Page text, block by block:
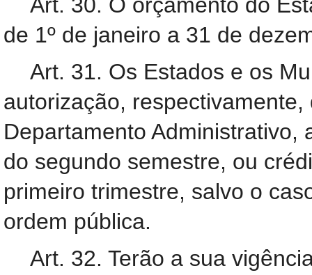
de 1º de janeiro a 31 de
Art. 31. Os Estados e os
autorização,
Departamento Administrativo,
do segundo semestre, ou
primeiro trimestre, salvo o
ordem pública.
Art. 32. Terão a sua